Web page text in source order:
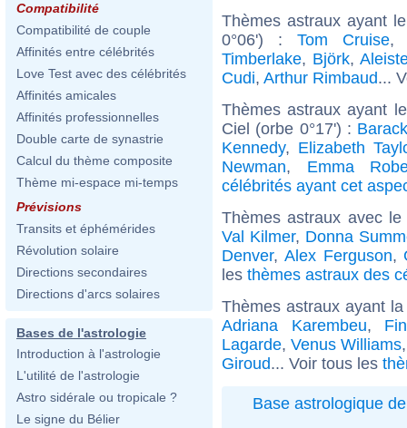
Compatibilité
Compatibilité de couple
Affinités entre célébrités
Love Test avec des célébrités
Affinités amicales
Affinités professionnelles
Double carte de synastrie
Calcul du thème composite
Thème mi-espace mi-temps
Prévisions
Transits et éphémérides
Révolution solaire
Directions secondaires
Directions d'arcs solaires
Bases de l'astrologie
Introduction à l'astrologie
L'utilité de l'astrologie
Astro sidérale ou tropicale ?
Le signe du Bélier
Thèmes astraux ayant
0°06') :Tom Cruise
Timberlake, Björk,
Cudi, Arthur Rimbaud...
Thèmes astraux ayant
Ciel (orbe 0°17') :
Kennedy, Elizabeth
Newman, Emma
célébrités ayant cet
Thèmes astraux avec
Val Kilmer, Donna
Denver, Alex Ferguson,
les thèmes astraux des
Thèmes astraux ayant
Adriana Karembeu,
Lagarde,Venus Williams
Giroud... Voir tous les
Base astrologique